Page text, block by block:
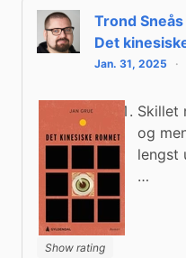
Trond
Det
Jan. 31, 2025
Show rating
Skillet
og
lengst
…